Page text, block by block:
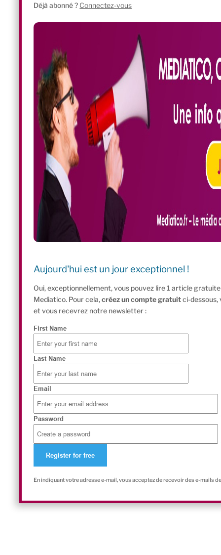
Déjà abonné ? Connectez-vous
Aujourd'hui est un jour exceptionnel !
Oui, exceptionnellement, vous pouvez lire 1 article
Mediatico. Pour cela,créez un compte gratuitci-dessous,
et vous recevrez notre newsletter :
First Name
Last Name
Email
Password
En indiquant votre adresse e-mail, vous acceptez de recevoir des e-mails